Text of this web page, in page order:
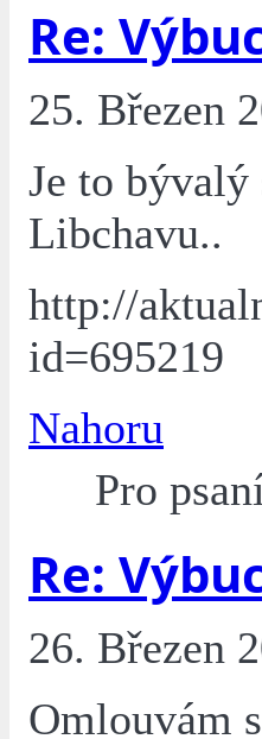
Re:
25. Březen
Je to bývalý
Libchavu..
http://
id=695219
Nahoru
Pro
Re:
26. Březen
Omlouvám